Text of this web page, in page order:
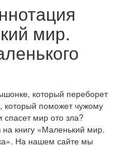
мир.
который переборет
который поможет чужому
мир ото зла?
книгу «Маленький мир.
На нашем сайте мы